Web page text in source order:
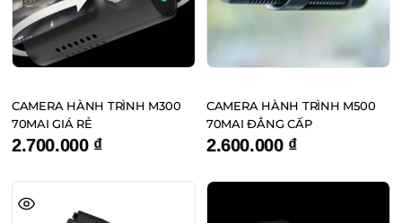
CAMERA HÀNH TRÌNH M300
70MAI GIÁ RẺ
2.700.000 ₫
CAMERA HÀNH TRÌNH M500
70MAI ĐẲNG CẤP
2.600.000 ₫